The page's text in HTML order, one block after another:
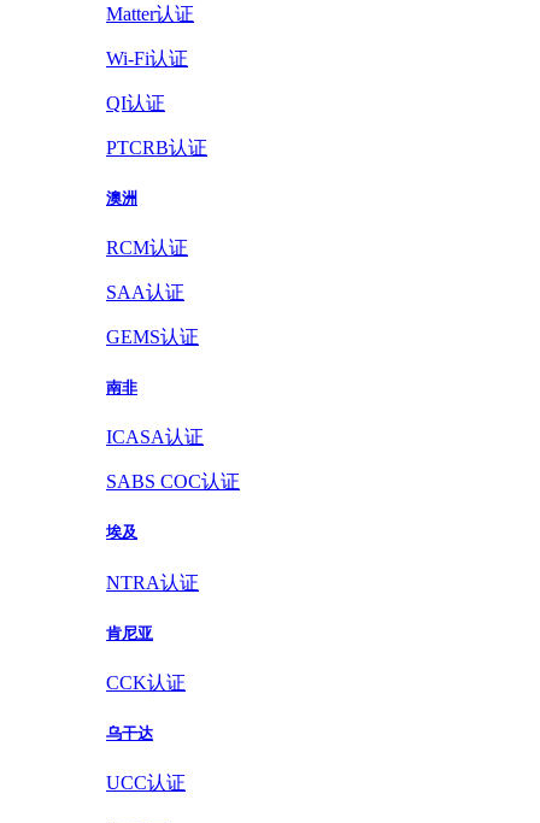
Matter认证
Wi-Fi认证
QI认证
PTCRB认证
澳洲
RCM认证
SAA认证
GEMS认证
南非
ICASA认证
SABS COC认证
埃及
NTRA认证
肯尼亚
CCK认证
乌干达
UCC认证